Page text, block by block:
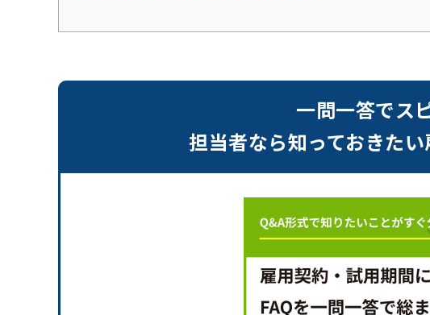
一問一答でス
担当者なら知っておきた